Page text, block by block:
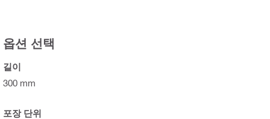
옵션 선택
길이
300 mm
포장 단위